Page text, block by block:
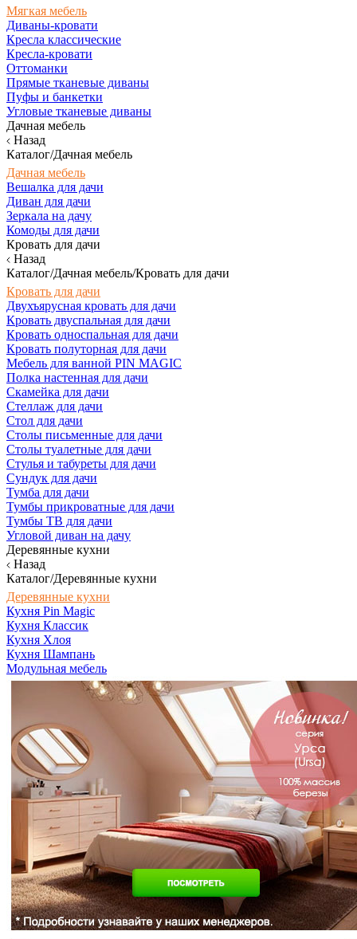
Мягкая мебель
Диваны-кровати
Кресла классические
Кресла-кровати
Оттоманки
Прямые тканевые диваны
Пуфы и банкетки
Угловые тканевые диваны
Дачная мебель
Назад
Каталог/Дачная мебель
Дачная мебель
Вешалка для дачи
Диван для дачи
Зеркала на дачу
Комоды для дачи
Кровать для дачи
Назад
Каталог/Дачная мебель/Кровать для дачи
Кровать для дачи
Двухъярусная кровать для дачи
Кровать двуспальная для дачи
Кровать односпальная для дачи
Кровать полуторная для дачи
Мебель для ванной PIN MAGIC
Полка настенная для дачи
Скамейка для дачи
Стеллаж для дачи
Стол для дачи
Столы письменные для дачи
Столы туалетные для дачи
Стулья и табуреты для дачи
Сундук для дачи
Тумба для дачи
Тумбы прикроватные для дачи
Тумбы ТВ для дачи
Угловой диван на дачу
Деревянные кухни
Назад
Каталог/Деревянные кухни
Деревянные кухни
Кухня Pin Magic
Кухня Классик
Кухня Хлоя
Кухня Шампань
Модульная мебель